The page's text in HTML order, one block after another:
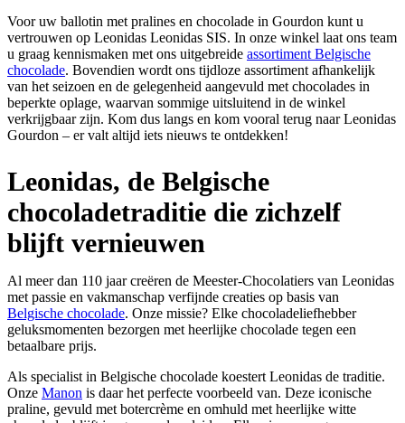
Voor uw ballotin met pralines en chocolade in Gourdon kunt u
vertrouwen op Leonidas Leonidas SIS. In onze winkel laat ons team
u graag kennismaken met ons uitgebreide assortiment Belgische
chocolade. Bovendien wordt ons tijdloze assortiment afhankelijk
van het seizoen en de gelegenheid aangevuld met chocolades in
beperkte oplage, waarvan sommige uitsluitend in de winkel
verkrijgbaar zijn. Kom dus langs en kom vooral terug naar Leonidas
Gourdon – er valt altijd iets nieuws te ontdekken!
Leonidas, de Belgische
chocoladetraditie die zichzelf
blijft vernieuwen
Al meer dan 110 jaar creëren de Meester-Chocolatiers van Leonidas
met passie en vakmanschap verfijnde creaties op basis van
Belgische chocolade. Onze missie? Elke chocoladeliefhebber
geluksmomenten bezorgen met heerlijke chocolade tegen een
betaalbare prijs.
Als specialist in Belgische chocolade koestert Leonidas de traditie.
Onze Manon is daar het perfecte voorbeeld van. Deze iconische
praline, gevuld met botercrème en omhuld met heerlijke witte